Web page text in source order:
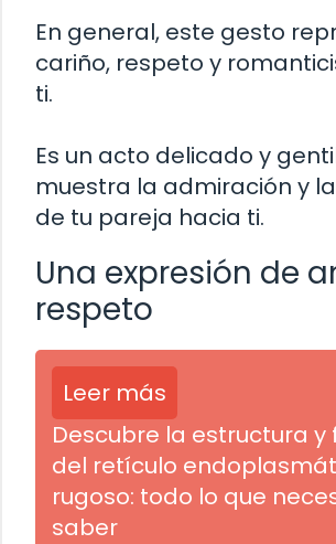
En general, este gesto
cariño, respeto y
ti.
Es un acto delicado y
muestra la admiración y
de tu pareja hacia ti.
Una expresión de
respeto
Leer más
Descubre la estructura y
del retículo
rugoso: todo lo que
saber